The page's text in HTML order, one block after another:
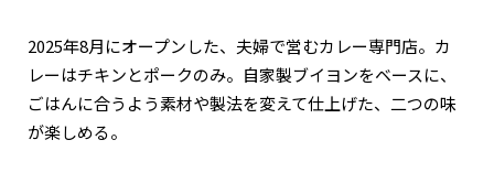
2025年8月にオープンした、夫婦で営むカレー専門店。カ
レーはチキンとポークのみ。自家製ブイヨンをベースに、
ごはんに合うよう素材や製法を変えて仕上げた、二つの味
が楽しめる。